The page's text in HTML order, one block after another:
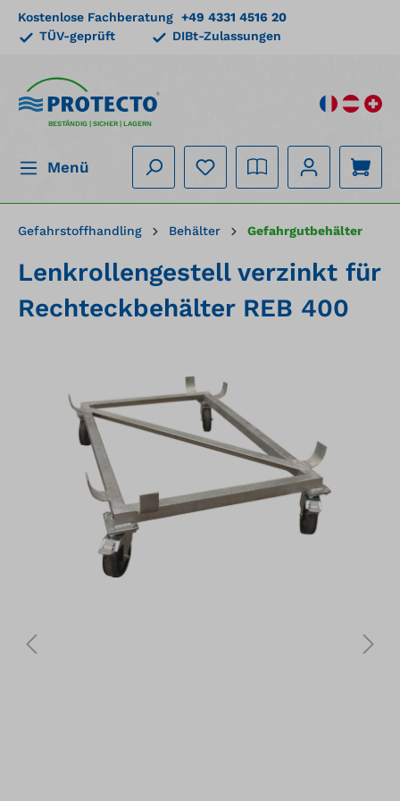
springen
Kostenlose Fachberatung +49 4331 4516 20
TÜV-geprüft
DIBt-Zulassungen
BESTÄNDIG | SICHER | LAGERN
Menü
Gefahrstoffhandling Behälter Gefahrgutbehälter
Lenkrollengestell verzinkt für
Rechteckbehälter REB 400